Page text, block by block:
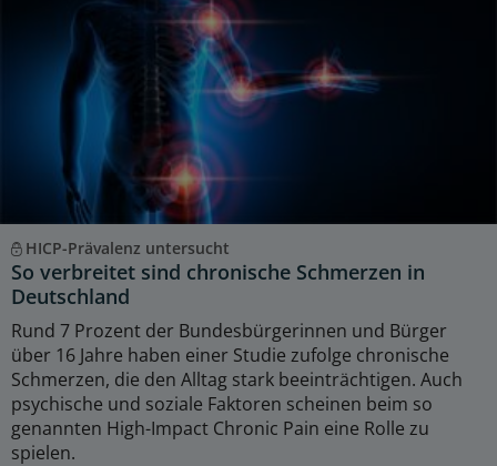
HICP-Prävalenz untersucht
So verbreitet sind chronische Schmerzen in
Deutschland
Rund 7 Prozent der Bundesbürgerinnen und Bürger
über 16 Jahre haben einer Studie zufolge chronische
Schmerzen, die den Alltag stark beeinträchtigen. Auch
psychische und soziale Faktoren scheinen beim so
genannten High-Impact Chronic Pain eine Rolle zu
spielen.